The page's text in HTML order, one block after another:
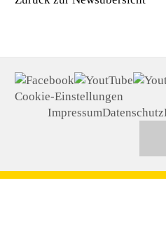
Cookie-Einstellungen
ImpressumDatenschutz